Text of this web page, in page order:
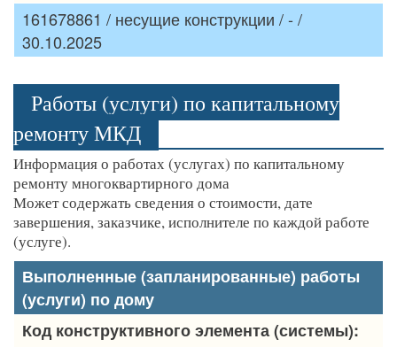
161678861 / несущие конструкции / - /
30.10.2025
Работы (услуги) по капитальному
ремонту МКД
Информация о работах (услугах) по капитальному
ремонту многоквартирного дома
Может содержать сведения о стоимости, дате
завершения, заказчике, исполнителе по каждой работе
(услуге).
Выполненные (запланированные) работы
(услуги) по дому
Код конструктивного элемента (системы):